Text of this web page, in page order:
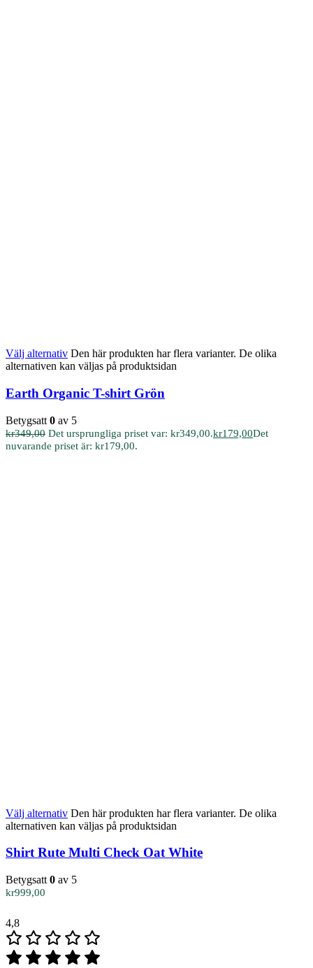
Välj alternativ Den här produkten har flera varianter. De olika
alternativen kan väljas på produktsidan
Earth Organic T-shirt Grön
Betygsatt 0 av 5
kr349,00 Det ursprungliga priset var: kr349,00.kr179,00Det
nuvarande priset är: kr179,00.
Välj alternativ Den här produkten har flera varianter. De olika
alternativen kan väljas på produktsidan
Shirt Rute Multi Check Oat White
Betygsatt 0 av 5
kr999,00
4,8